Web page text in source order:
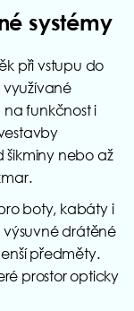
systémy
při vstupu do
využívané
na funkčnost i
nebo až
boty, kabáty i
výsuvné drátěné
předměty.
prostor opticky